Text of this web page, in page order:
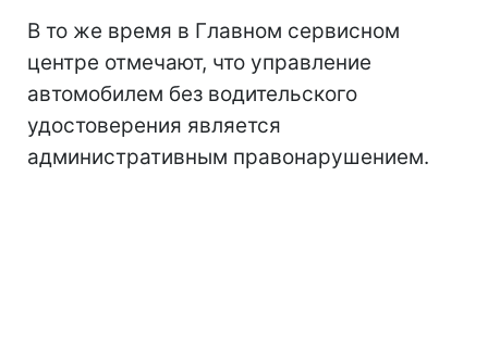
В то же время в Главном сервисном
центре отмечают, что управление
автомобилем без водительского
удостоверения является
административным правонарушением.